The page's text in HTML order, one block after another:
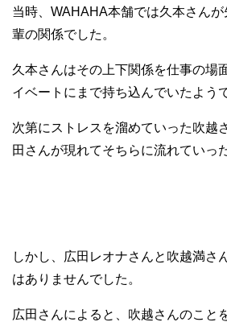
当時、WAHAHA本舗では久本さん
輩の関係でした。
久本さんはその上下関係を仕事の場
イベートにまで持ち込んでいたよう
次第にストレスを溜めていった吹越
田さんが現れてそちらに流れていっ
しかし、広田レオナさんと吹越満さ
はありませんでした。
広田さんによると、吹越さんのこと